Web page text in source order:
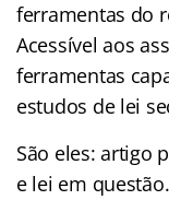
ferramentas do
Acessível aos
ferramentas
estudos de lei
São eles: artigo
e lei em